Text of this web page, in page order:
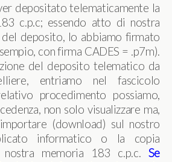
depositato telematicamente la
c.p.c; essendo atto di nostra
del deposito, lo abbiamo firmato
con firma CADES = .p7m).
del deposito telematico da
entriamo nel fascicolo
procedimento possiamo,
non solo visualizzare ma,
(download) sul nostro
informatico o la copia
memoria 183 c.p.c. Se